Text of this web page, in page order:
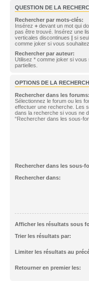
QUESTION DE LA
Rechercher par mots-clés:
Insérez + devant un mot qui
pas être trouvé. Insérez une
verticales discontinues | si
comme joker si vous
Rechercher par auteur:
Utilisez * comme joker si
partielles.
OPTIONS DE LA
Rechercher dans les forums:
Sélectionnez le forum ou les
effectuer une recherche. Les
dans la recherche si vous ne
“Rechercher dans les sous-
Rechercher dans les sous-
Rechercher dans:
Afficher les résultats sous
Trier les résultats par:
Limiter les résultats au
Retourner en premier les: